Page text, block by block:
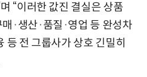
“이러한 값진 결실은 상품
·생산·품질·영업 등 완성차
등 전 그룹사가 상호 긴밀히